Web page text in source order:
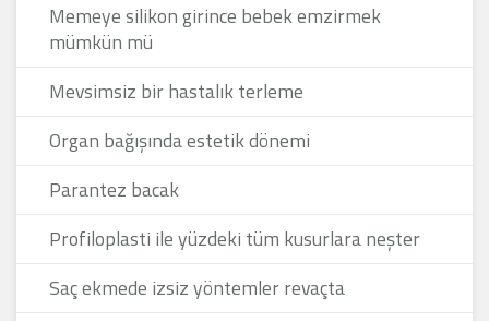
Memeye silikon girince bebek emzirmek
mümkün mü
Mevsimsiz bir hastalık terleme
Organ bağışında estetik dönemi
Parantez bacak
Profiloplasti ile yüzdeki tüm kusurlara neşter
Saç ekmede izsiz yöntemler revaçta